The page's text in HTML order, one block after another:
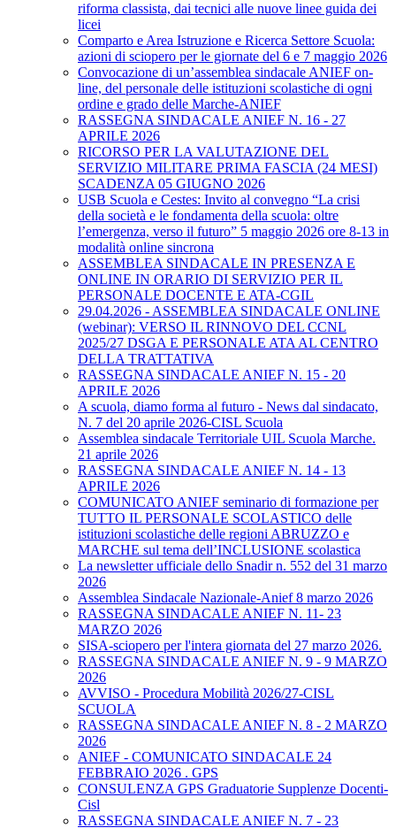
riforma classista, dai tecnici alle nuove linee guida dei
licei
Comparto e Area Istruzione e Ricerca Settore Scuola:
azioni di sciopero per le giornate del 6 e 7 maggio 2026
Convocazione di un’assemblea sindacale ANIEF on-
line, del personale delle istituzioni scolastiche di ogni
ordine e grado delle Marche-ANIEF
RASSEGNA SINDACALE ANIEF N. 16 - 27
APRILE 2026
RICORSO PER LA VALUTAZIONE DEL
SERVIZIO MILITARE PRIMA FASCIA (24 MESI)
SCADENZA 05 GIUGNO 2026
USB Scuola e Cestes: Invito al convegno “La crisi
della società e le fondamenta della scuola: oltre
l’emergenza, verso il futuro” 5 maggio 2026 ore 8-13 in
modalità online sincrona
ASSEMBLEA SINDACALE IN PRESENZA E
ONLINE IN ORARIO DI SERVIZIO PER IL
PERSONALE DOCENTE E ATA-CGIL
29.04.2026 - ASSEMBLEA SINDACALE ONLINE
(webinar): VERSO IL RINNOVO DEL CCNL
2025/27 DSGA E PERSONALE ATA AL CENTRO
DELLA TRATTATIVA
RASSEGNA SINDACALE ANIEF N. 15 - 20
APRILE 2026
A scuola, diamo forma al futuro - News dal sindacato,
N. 7 del 20 aprile 2026-CISL Scuola
Assemblea sindacale Territoriale UIL Scuola Marche.
21 aprile 2026
RASSEGNA SINDACALE ANIEF N. 14 - 13
APRILE 2026
COMUNICATO ANIEF seminario di formazione per
TUTTO IL PERSONALE SCOLASTICO delle
istituzioni scolastiche delle regioni ABRUZZO e
MARCHE sul tema dell’INCLUSIONE scolastica
La newsletter ufficiale dello Snadir n. 552 del 31 marzo
2026
Assemblea Sindacale Nazionale-Anief 8 marzo 2026
RASSEGNA SINDACALE ANIEF N. 11- 23
MARZO 2026
SISA-sciopero per l'intera giornata del 27 marzo 2026.
RASSEGNA SINDACALE ANIEF N. 9 - 9 MARZO
2026
AVVISO - Procedura Mobilità 2026/27-CISL
SCUOLA
RASSEGNA SINDACALE ANIEF N. 8 - 2 MARZO
2026
ANIEF - COMUNICATO SINDACALE 24
FEBBRAIO 2026 . GPS
CONSULENZA GPS Graduatorie Supplenze Docenti-
Cisl
RASSEGNA SINDACALE ANIEF N. 7 - 23